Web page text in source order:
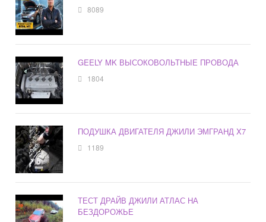
8089
GEELY MK ВЫСОКОВОЛЬТНЫЕ ПРОВОДА
1804
ПОДУШКА ДВИГАТЕЛЯ ДЖИЛИ ЭМГРАНД X7
1189
ТЕСТ ДРАЙВ ДЖИЛИ АТЛАС НА
БЕЗДОРОЖЬЕ